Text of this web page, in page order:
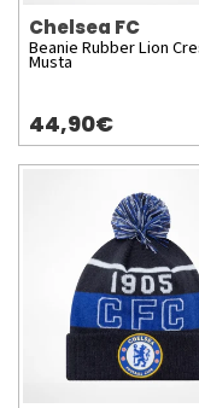
Chelsea FC
Beanie Rubber Lion
Musta
44,90€